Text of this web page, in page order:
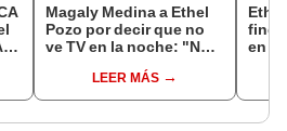
Magaly Medina a Ethel
Pozo por decir que no
ve TV en la noche: "No
ignorancia"
LEER MÁS
en